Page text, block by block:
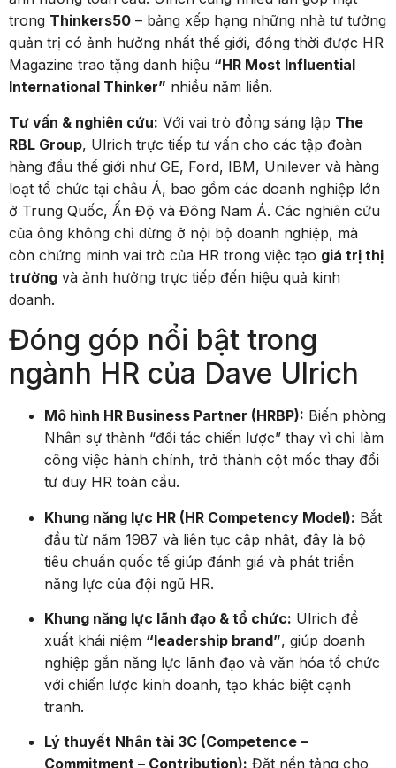
trong Thinkers50 – bảng xếp hạng những nhà tư tưởng
quản trị có ảnh hưởng nhất thế giới, đồng thời được HR
Magazine trao tặng danh hiệu “HR Most Influential
International Thinker” nhiều năm liền.
Tư vấn & nghiên cứu: Với vai trò đồng sáng lập The
RBL Group, Ulrich trực tiếp tư vấn cho các tập đoàn
hàng đầu thế giới như GE, Ford, IBM, Unilever và hàng
loạt tổ chức tại châu Á, bao gồm các doanh nghiệp lớn
ở Trung Quốc, Ấn Độ và Đông Nam Á. Các nghiên cứu
của ông không chỉ dừng ở nội bộ doanh nghiệp, mà
còn chứng minh vai trò của HR trong việc tạo giá trị thị
trường và ảnh hưởng trực tiếp đến hiệu quả kinh
doanh.
Đóng góp nổi bật trong
ngành HR của Dave Ulrich
Mô hình HR Business Partner (HRBP): Biến phòng
Nhân sự thành “đối tác chiến lược” thay vì chỉ làm
công việc hành chính, trở thành cột mốc thay đổi
tư duy HR toàn cầu.
Khung năng lực HR (HR Competency Model): Bắt
đầu từ năm 1987 và liên tục cập nhật, đây là bộ
tiêu chuẩn quốc tế giúp đánh giá và phát triển
năng lực của đội ngũ HR.
Khung năng lực lãnh đạo & tổ chức: Ulrich đề
xuất khái niệm “leadership brand”, giúp doanh
nghiệp gắn năng lực lãnh đạo và văn hóa tổ chức
với chiến lược kinh doanh, tạo khác biệt cạnh
tranh.
Lý thuyết Nhân tài 3C (Competence –
Commitment – Contribution): Đặt nền tảng cho